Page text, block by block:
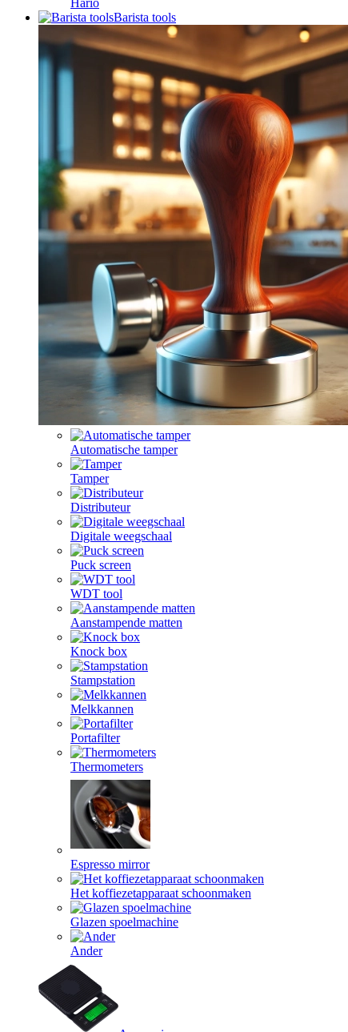
Hario
Barista tools
Automatische tamper
Tamper
Distributeur
Digitale weegschaal
Puck screen
WDT tool
Aanstampende matten
Knock box
Stampstation
Melkkannen
Portafilter
Thermometers
Espresso mirror
Het koffiezetapparaat schoonmaken
Glazen spoelmachine
Ander